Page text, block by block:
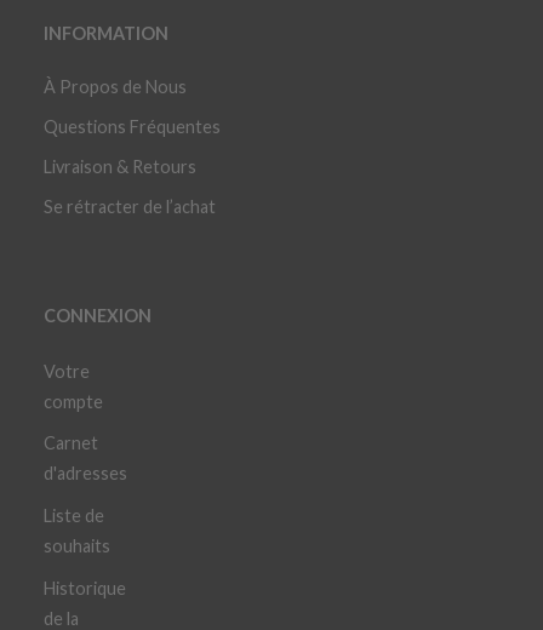
INFORMATION
À Propos de Nous
Questions Fréquentes
Livraison & Retours
Se rétracter de l’achat
CONNEXION
Votre
compte
Carnet
d'adresses
Liste de
souhaits
Historique
de la